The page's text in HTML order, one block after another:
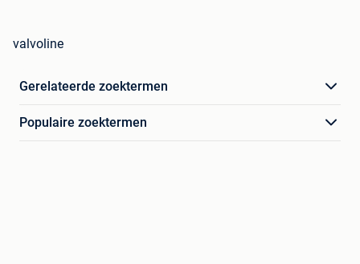
valvoline
Gerelateerde zoektermen
Populaire zoektermen